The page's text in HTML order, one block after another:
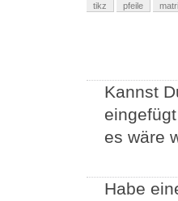
tikz pfeile
Kannst
es wäre
Habe